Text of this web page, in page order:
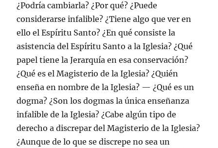
¿Podría cambiarla? ¿Por qué? ¿Puede
considerarse infalible? ¿Tiene algo que ver en
ello el Espíritu Santo? ¿En qué consiste la
asistencia del Espíritu Santo a la Iglesia? ¿Qué
papel tiene la Jerarquía en esa conservación?
¿Qué es el Magisterio de la Iglesia? ¿Quién
enseña en nombre de la Iglesia? — ¿Qué es un
dogma? ¿Son los dogmas la única enseñanza
infalible de la Iglesia? ¿Cabe algún tipo de
derecho a discrepar del Magisterio de la Iglesia?
¿Aunque de lo que se discrepe no sea un